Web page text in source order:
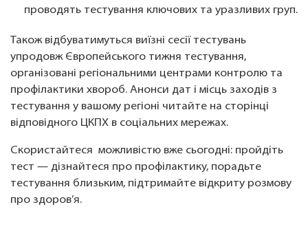
проводять тестування ключових та уразливих груп.
Також відбуватимуться виїзні сесії тестувань
упродовж Європейського тижня тестування,
організовані регіональними центрами контролю та
профілактики хвороб. Анонси дат і місць заходів з
тестування у вашому регіоні читайте на сторінці
відповідного ЦКПХ в соціальних мережах.
Скористайтеся можливістю вже сьогодні: пройдіть
тест — дізнайтеся про профілактику, порадьте
тестування близьким, підтримайте відкриту розмову
про здоров’я.